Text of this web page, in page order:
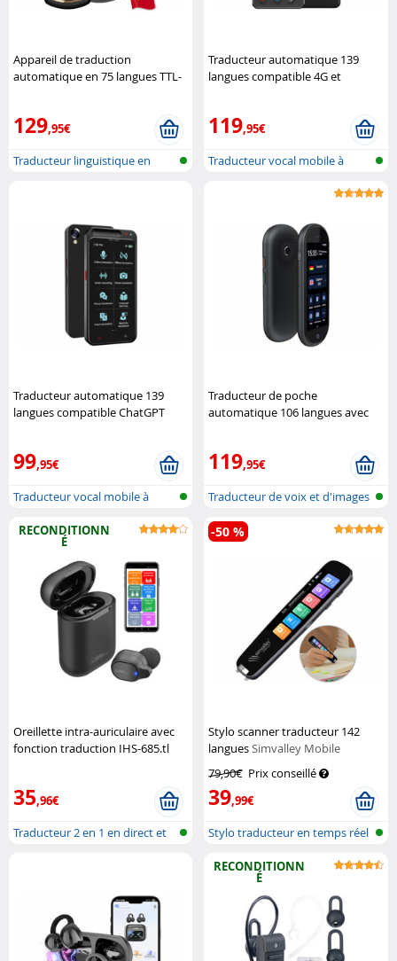
Appareil de traduction
automatique en 75 langues TTL-
129,95€
Traducteur linguistique en
Traducteur automatique 139
langues compatible 4G et
119,95€
Traducteur vocal mobile à
Traducteur automatique 139
langues compatible ChatGPT
99,95€
Traducteur vocal mobile à
Traducteur de poche
automatique 106 langues avec
119,95€
Traducteur de voix et d'images
en t...
RECONDITIONN
É
Oreillette intra-auriculaire avec
fonction traduction IHS-685.tl
35,96€
Traducteur 2 en 1 en direct et
Stylo scanner traducteur 142
languesSimvalley Mobile
79,90€ Prix conseillé
39,99€
-50 %
Stylo traducteur en temps réel
RECONDITIONN
É